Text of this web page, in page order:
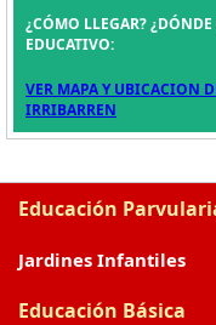
¿CÓMO LLEGAR?
EDUCATIVO:
VER MAPA Y UBICACION
IRRIBARREN
Educación
Jardines Infantiles
Educación Básica